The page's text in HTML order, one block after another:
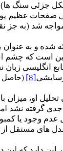
جزئی سنگ
صفحات
شد (به جز
است که چشم
انگلیسی
[8] (حاصل
او، میزان
گرفته نشد
وجود یا
های مستقل